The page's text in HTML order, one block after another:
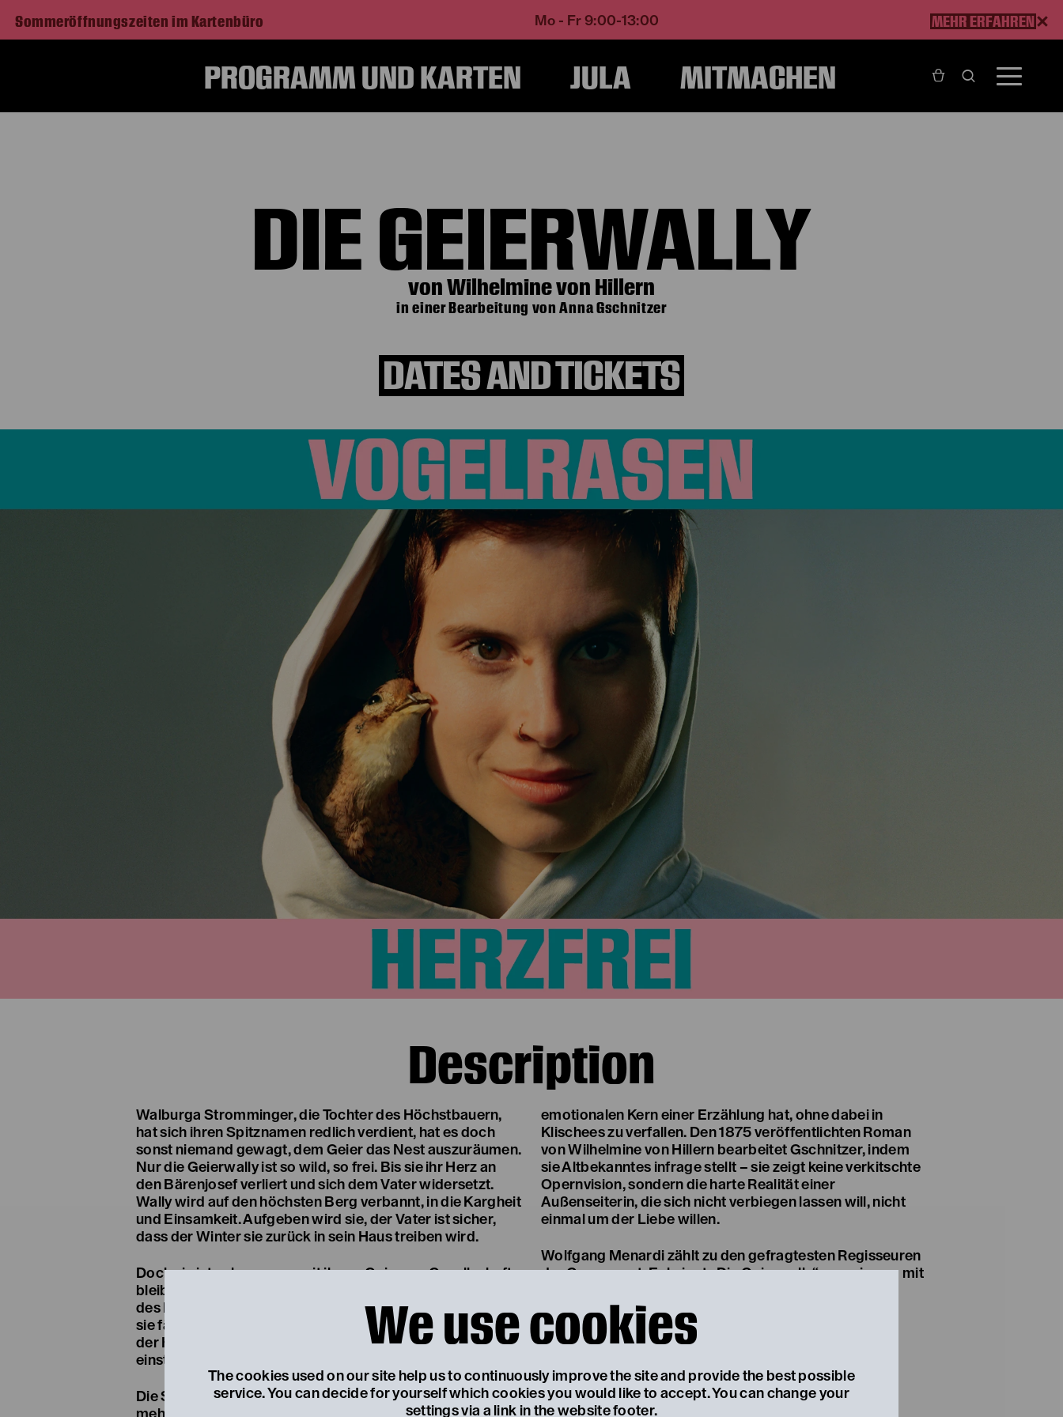
We use cookies
The cookies used on our site help us to continuously improve the site and provide the best possible
service. You can decide for yourself which cookies you would like to accept. You can change your
settings via a link in the website footer.
Sommeröffnungszeiten im Kartenbüro Mo - Fr 9:00-13:00 MEHR ERFAHREN
PROGRAMM UND KARTEN JULA MITMACHEN
DIE GEIERWALLY
von Wilhelmine von Hillern
in einer Bearbeitung von Anna Gschnitzer
DATES AND TICKETS
Description
Walburga Stromminger, die Tochter des Höchstbauern,
hat sich ihren Spitznamen redlich verdient, hat es doch
sonst niemand gewagt, dem Geier das Nest auszuräumen.
Nur die Geierwally ist so wild, so frei. Bis sie ihr Herz an
den Bärenjosef verliert und sich dem Vater widersetzt.
Wally wird auf den höchsten Berg verbannt, in die Kargheit
und Einsamkeit. Aufgeben wird sie, der Vater ist sicher,
dass der Winter sie zurück in sein Haus treiben wird.
Doch sie ist unbeugsam, mit ihrem Geier zur Gesellschaft
bleibt sie sich treu, erträgt die Verbannung und die Häme
des Dorfes, bis schließlich der Vater stirbt und der Hof an
sie fällt. Doch auch mit all dem Reichtum und der Macht
der Hochbäuerin fehlt etwas. Die stolze Geierwally hat ihr
einst verlorenes Herz noch nicht wieder gefunden.
Die Südtiroler Autorin Anna Gschnitzer hat schon
mehrfach bewiesen, dass sie ein Gespür für den
emotionalen Kern einer Erzählung hat, ohne dabei in
Klischees zu verfallen. Den 1875 veröffentlichten Roman
von Wilhelmine von Hillern bearbeitet Gschnitzer, indem
sie Altbekanntes infrage stellt – sie zeigt keine verkitschte
Opernvision, sondern die harte Realität einer
Außenseiterin, die sich nicht verbiegen lassen will, nicht
einmal um der Liebe willen.
Wolfgang Menardi zählt zu den gefragtesten Regisseuren
der Gegenwart. Er bringt „Die Geierwally“ gemeinsam mit
Stadtensemble als brandaktuelles, feministisches
Heimatstück auf die Bühne.
Für alle ab 14 Jahren